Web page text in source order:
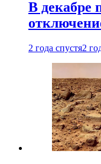
В декабре
2 года спустя2